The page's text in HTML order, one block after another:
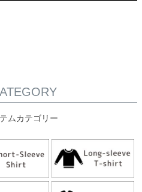
ムカテゴリー